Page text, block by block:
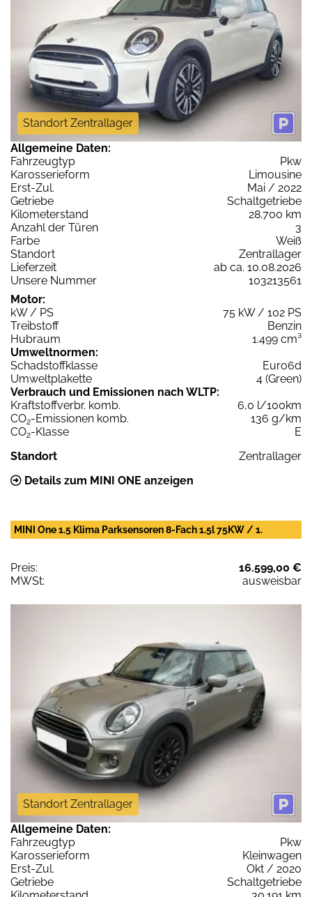
Standort Zentrallager
Allgemeine Daten:
Fahrzeugtyp
Pkw
Karosserieform
Limousine
Erst-Zul.
Mai / 2022
Getriebe
Schaltgetriebe
Kilometerstand
28.700 km
Anzahl der Türen
3
Farbe
Weiß
Standort
Zentrallager
Lieferzeit
ab ca. 10.08.2026
Unsere Nummer
103213561
Motor:
kW / PS
75 kW / 102 PS
Treibstoff
Benzin
Hubraum
1.499 cm³
Umweltnormen:
Schadstoffklasse
Euro6d
Umweltplakette
4 (Green)
Verbrauch und Emissionen nach WLTP:
Kraftstoffverbr. komb.
6,0 l/100km
CO2-Emissionen komb.
136 g/km
CO2-Klasse
E
Standort
Zentrallager
Details zum MINI ONE anzeigen
MINI One 1.5 Klima Parksensoren 8-Fach 1.5l 75KW / 1.
Preis:
16.599,00 €
MWSt:
ausweisbar
Standort Zentrallager
Allgemeine Daten:
Fahrzeugtyp
Pkw
Karosserieform
Kleinwagen
Erst-Zul.
Okt / 2020
Getriebe
Schaltgetriebe